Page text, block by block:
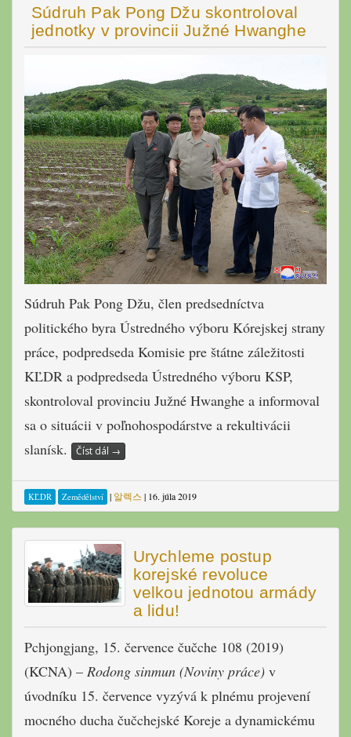
Súdruh Pak Pong Džu skontroloval
jednotky v provincii Južné Hwanghe
Súdruh Pak Pong Džu, člen predsedníctva
politického byra Ústredného výboru Kórejskej strany
práce, podpredseda Komisie pre štátne záležitosti
KĽDR a podpredseda Ústredného výboru KSP,
skontroloval provinciu Južné Hwanghe a informoval
sa o situácii v poľnohospodárstve a rekultivácii
slanísk.
Číst dál →
KĽDR Zemědělství | 알렉스 | 16. júla 2019
Urychleme postup
korejské revoluce
velkou jednotou armády
a lidu!
Pchjongjang, 15. července čučche 108 (2019)
(KCNA) – Rodong sinmun (Noviny práce) v
úvodníku 15. července vyzývá k plnému projevení
mocného ducha čučchejské Koreje a dynamickému